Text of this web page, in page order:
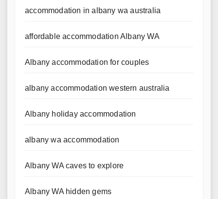
accommodation in albany wa australia
affordable accommodation Albany WA
Albany accommodation for couples
albany accommodation western australia
Albany holiday accommodation
albany wa accommodation
Albany WA caves to explore
Albany WA hidden gems